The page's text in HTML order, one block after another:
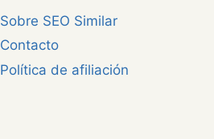
Sobre SEO Similar
Contacto
Política de afiliación